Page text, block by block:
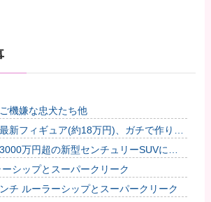
機嫌な忠犬たち他
新フィギュア(約18万円)、ガチで作り込
万円超の新型センチュリーSUVに変
シップとスーパークリーク
チ ルーラーシップとスーパークリーク